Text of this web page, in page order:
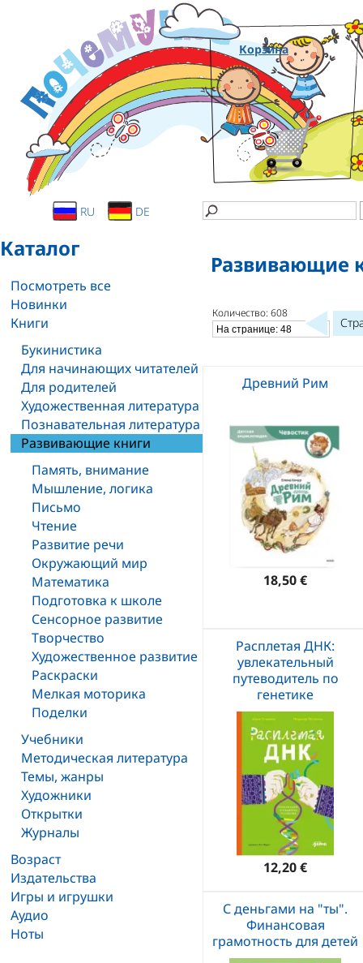
Корзина
RU DE
Каталог
Посмотреть все
Новинки
Книги
Букинистика
Для начинающих читателей
Для родителей
Художественная литература
Познавательная литература
Развивающие книги
Память, внимание
Мышление, логика
Письмо
Чтение
Развитие речи
Окружающий мир
Математика
Подготовка к школе
Сенсорное развитие
Творчество
Художественное развитие
Раскраски
Мелкая моторика
Поделки
Учебники
Методическая литература
Темы, жанры
Художники
Открытки
Журналы
Возраст
Издательства
Игры и игрушки
Аудио
Ноты
Развивающие
Количество: 608
Древний Рим
18,50 €
Расплетая ДНК:
увлекательный
путеводитель по
генетике
12,20 €
С деньгами на "ты".
Финансовая
грамотность для детей